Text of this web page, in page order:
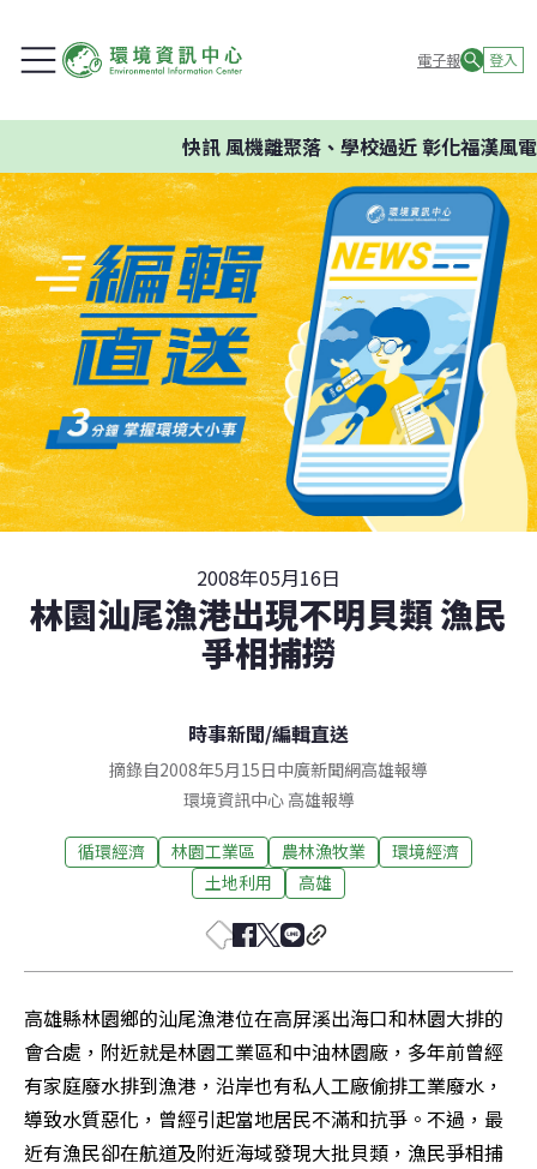
電子報 登入
快訊風機離聚落、學校過近 彰化福漢風電
2008年05月16日
林園汕尾漁港出現不明貝類 漁民
爭相捕撈
時事新聞/編輯直送
摘錄自2008年5月15日中廣新聞網高雄報導
環境資訊中心 高雄報導
循環經濟 林園工業區 農林漁牧業
環境經濟
土地利用
高雄
高雄縣林園鄉的汕尾漁港位在高屏溪出海口和林園大排的
會合處，附近就是林園工業區和中油林園廠，多年前曾經
有家庭廢水排到漁港，沿岸也有私人工廠偷排工業廢水，
導致水質惡化，曾經引起當地居民不滿和抗爭。不過，最
近有漁民卻在航道及附近海域發現大批貝類，漁民爭相捕